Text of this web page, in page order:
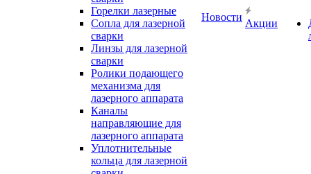
Горелки лазерные
Сопла для лазерной
сварки
Линзы для лазерной
сварки
Ролики подающего
механизма для
лазерного аппарата
Каналы
направляющие для
лазерного аппарата
Уплотнительные
кольца для лазерной
Новости
Акции